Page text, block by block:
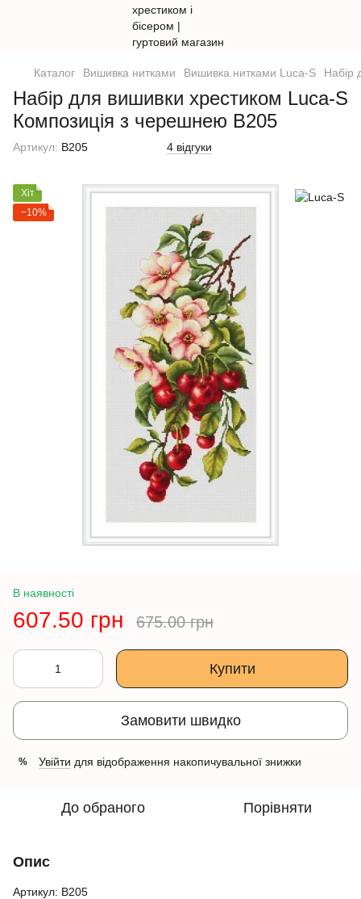
Каталог Вишивка нитками Вишивка нитками Luca-S Набір
Набір для вишивки хрестиком Luca-S
Композиція з черешнею B205
Артикул: B205 4 відгуки
Хіт
−10%
В наявності
607.50 грн 675.00 грн
Купити
Замовити швидко
% Увійти для відображення накопичувальної знижки
До обраного Порівняти
Опис
Артикул: B205